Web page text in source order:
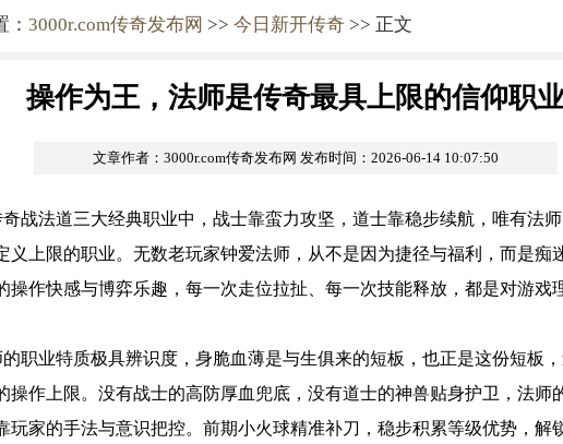
： 3000r.com传奇发布网 >> 今日新开传奇 >> 正文
操作为王，法师是传奇最具上限的信仰职
文章作者：3000r.com传奇发布网 发布时间：2026-06-14 10:07:50
战法道三大经典职业中，战士靠蛮力攻坚，道士靠稳步续航，唯有法
义上限的职业。无数老玩家钟爱法师，从不是因为捷径与福利，而是痴
操作快感与博弈乐趣，每一次走位拉扯、每一次技能释放，都是对游戏
职业特质极具辨识度，身脆血薄是与生俱来的短板，也正是这份短板
操作上限。没有战士的高防厚血兜底，没有道士的神兽贴身护卫，法师
玩家的手法与意识把控。前期小火球精准补刀，稳步积累等级优势，解